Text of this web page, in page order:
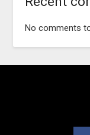
No comments